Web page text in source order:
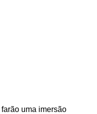
uma imersão